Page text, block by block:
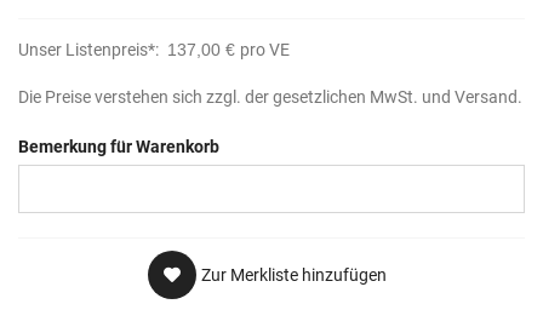
Unser Listenpreis*: 137,00 € pro VE
Die Preise verstehen sich zzgl. der gesetzlichen MwSt. und Versand.
Bemerkung für Warenkorb
Zur Merkliste hinzufügen